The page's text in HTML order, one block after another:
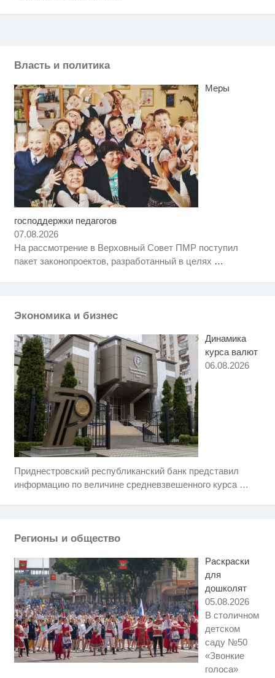
Власть и политика
Меры
господдержки педагогов
07.08.2026
На рассмотрение в Верховный Совет ПМР поступил
пакет законопроектов, разработанный в целях …
Экономика и бизнес
Динамика
курса валют
06.08.2026
Приднестровский республиканский банк представил
информацию по величине средневзвешенного курса …
Регионы и общество
Раскраски
для
дошколят
05.08.2026
В столичном
детском
саду №50
«Звонкие
голоса»
Этот танец невесты оставит вас
Королева вагона отожгла! Видео
не оставит равнодушным
i
Ролик длится несколько секунд,
Скрытая камера на пляже
Ржу не переставая, это видео